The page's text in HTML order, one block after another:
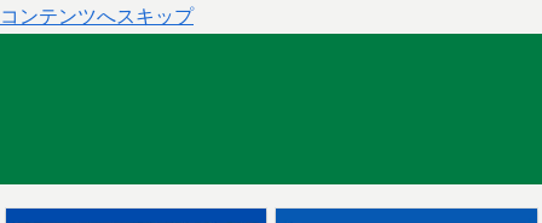
コンテンツへスキップ